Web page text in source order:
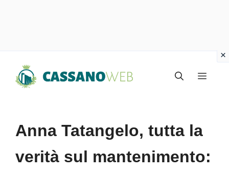
Menu
Anna Tatangelo, tutta la
verità sul mantenimento: